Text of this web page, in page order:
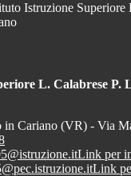
Istruzione Superiore
L. Calabrese P.
in Cariano (VR) - Via
Link per
Link